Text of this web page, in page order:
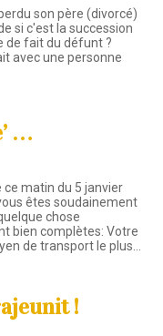
son père (divorcé)
si c'est la succession
de fait du défunt ?
avec une personne
…
matin du 5 janvier
êtes soudainement
chose
bien complètes: Votre
de transport le plus…
!